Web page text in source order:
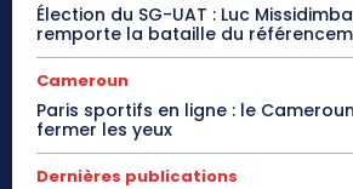
Élection du SG-UAT : Luc
remporte la bataille du
Cameroun
Paris sportifs en ligne : le
fermer les yeux
Dernières publications